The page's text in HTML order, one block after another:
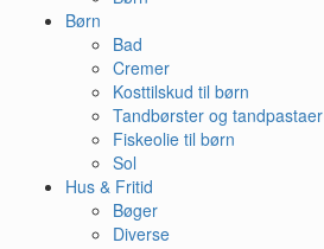
Børn
Bad
Cremer
Kosttilskud til børn
Tandbørster og tandpastaer
Fiskeolie til børn
Sol
Hus & Fritid
Bøger
Diverse